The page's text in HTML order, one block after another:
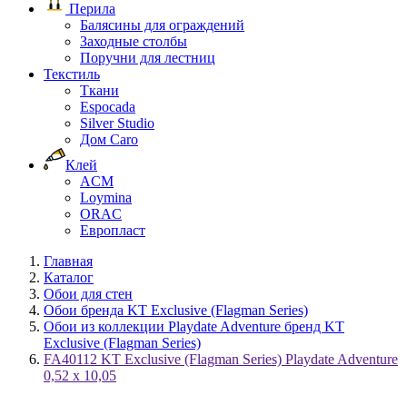
Перила
Балясины для ограждений
Заходные столбы
Поручни для лестниц
Текстиль
Ткани
Espocada
Silver Studio
Дом Caro
Клей
ACM
Loymina
ORAC
Европласт
Главная
Каталог
Обои для стен
Обои бренда KT Exclusive (Flagman Series)
Обои из коллекции Playdate Adventure бренд KT
Exclusive (Flagman Series)
FA40112 KT Exclusive (Flagman Series) Playdate Adventure
0,52 x 10,05